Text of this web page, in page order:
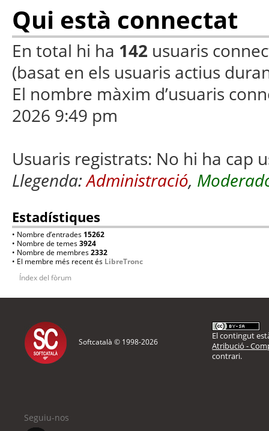
Qui està connectat
En total hi ha 142 usuaris
(basat en els usuaris actius
El nombre màxim d’usuaris
2026 9:49 pm
Usuaris registrats: No hi ha cap
Llegenda:Administració,
Estadístiques
• Nombre d’entrades 15262
• Nombre de temes3924
• Nombre de membres2332
• El membre més recent és LibreTronc
Índex del fòrum
Softcatalà © 1998-2026
El contingut
Atribució -
contrari.
Seguiu-nos